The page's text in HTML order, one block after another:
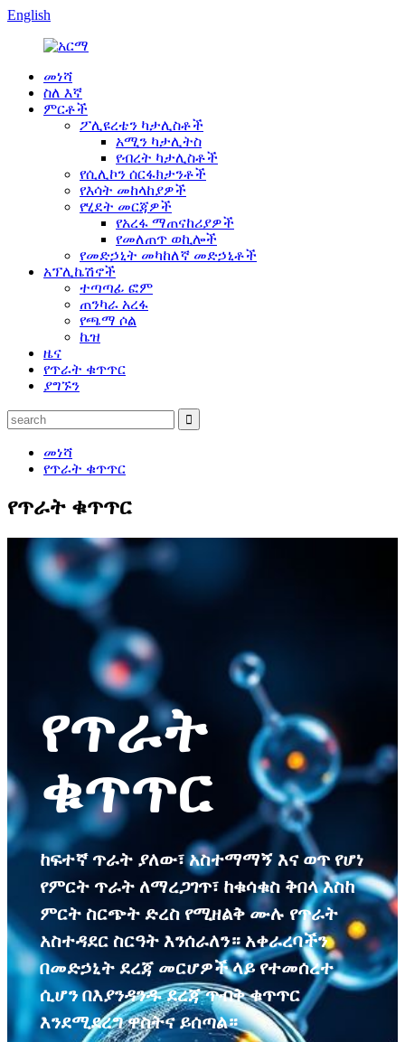
English
መነሻ
ስለ እኛ
ምርቶች
ፖሊዩረቴን ካታሊስቶች
አሚን ካታሊትስ
የብረት ካታሊስቶች
የሲሊኮን ሰርፋክታንቶች
የእሳት መከላከያዎች
የሂደት መርጃዎች
የአረፋ ማጠናከሪያዎች
የመለጠጥ ወኪሎች
የመድኃኒት መካከለኛ መድኃኒቶች
አፕሊኬሽኖች
ተጣጣፊ ፎም
ጠንካራ አረፋ
የጫማ ሶል
ኬዝ
ዜና
የጥራት ቁጥጥር
ያግኙን
መነሻ
የጥራት ቁጥጥር
የጥራት ቁጥጥር
የጥራት
ቁጥጥር
ከፍተኛ ጥራት ያለው፣ አስተማማኝ እና ወጥ የሆነ
የምርት ጥራት ለማረጋገጥ፣ ከቁሳቁስ ቅበላ እስከ
ምርት ስርጭት ድረስ የሚዘልቅ ሙሉ የጥራት
አስተዳደር ስርዓት እንሰራለን። አቀራረባችን
በመድኃኒት ደረጃ መርሆዎች ላይ የተመሰረተ
ሲሆን በእያንዳንዱ ደረጃ ጥብቅ ቁጥጥር
እንደሚደረግ ዋስትና ይሰጣል።